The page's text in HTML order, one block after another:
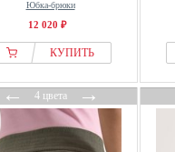
Юбка-брюки
12 020 ₽
КУПИТЬ
←4 цвета→